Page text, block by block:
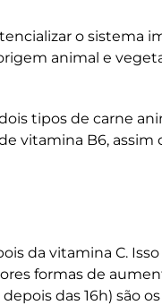
o sistema
animal e
tipos de carne
vitamina B6, assim
da vitamina C.
formas de
das 16h) são